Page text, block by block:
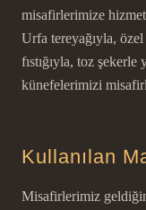
misafirlerimize
Urfa tereyağıyla,
fıstığıyla, toz şekerle
künefelerimizi
Kullanılan
Misafirlerimiz